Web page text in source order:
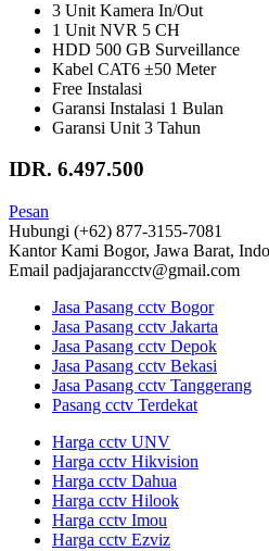
3 Unit Kamera In/Out
1 Unit NVR 5 CH
HDD 500 GB Surveillance
Kabel CAT6 ±50 Meter
Free Instalasi
Garansi Instalasi 1 Bulan
Garansi Unit 3 Tahun
IDR. 6.497.500
Pesan
Hubungi (+62) 877-3155-7081
Kantor Kami Bogor, Jawa Barat,
Email padjajarancctv@gmail.com
Jasa Pasang cctv Bogor
Jasa Pasang cctv Jakarta
Jasa Pasang cctv Depok
Jasa Pasang cctv Bekasi
Jasa Pasang cctv Tanggerang
Pasang cctv Terdekat
Harga cctv UNV
Harga cctv Hikvision
Harga cctv Dahua
Harga cctv Hilook
Harga cctv Imou
Harga cctv Ezviz